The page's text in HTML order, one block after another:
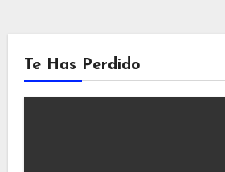
Te Has Perdido